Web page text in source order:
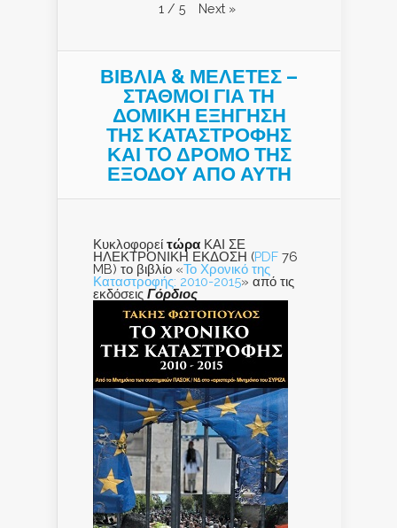
1 / 5 Next »
ΒΙΒΛΙΑ & ΜΕΛΕΤΕΣ –
ΣΤΑΘΜΟΙ ΓΙΑ ΤΗ
ΔΟΜΙΚΗ ΕΞΗΓΗΣΗ
ΤΗΣ ΚΑΤΑΣΤΡΟΦΗΣ
ΚΑΙ ΤO ΔΡΟΜΟ ΤΗΣ
ΕΞΟΔΟΥ ΑΠΟ ΑΥΤΗ
Κυκλοφορεί τώρα ΚΑΙ ΣΕ
ΗΛΕΚΤΡΟΝΙΚΗ ΕΚΔΟΣΗ (PDF 76
MB) το βιβλίο «Το Χρονικό της
Καταστροφής: 2010-2015» από τις
εκδόσεις Γόρδιος